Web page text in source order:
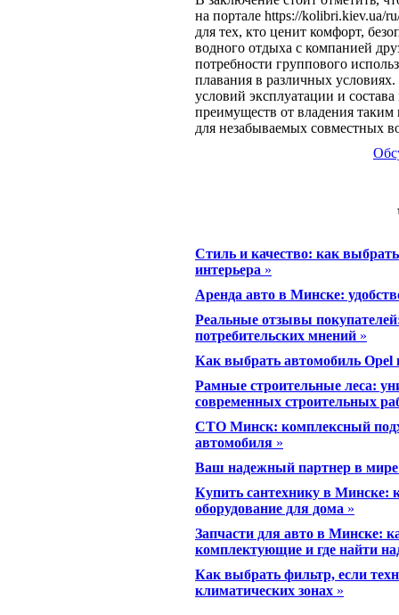
на портале https://kolibri.kiev.ua/
для тех, кто ценит комфорт,
водного отдыха с компанией
потребности группового
плавания в различных
условий эксплуатации и
преимуществ от владения таким
для незабываемых совместных
Стиль и качество: как
интерьера »
Аренда авто в Минске:
Реальные отзывы
потребительских мнений »
Как выбрать автомобиль Opel
Рамные строительные леса:
современных строительных
СТО Минск: комплексный
автомобиля »
Ваш надежный партнер в мире
Купить сантехнику в Минске:
оборудование для дома »
Запчасти для авто в Минске:
комплектующие и где найти
Как выбрать фильтр, если
климатических зонах »